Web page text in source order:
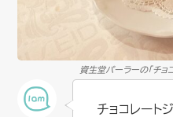
資生堂パーラーの「チョ
チョコレート